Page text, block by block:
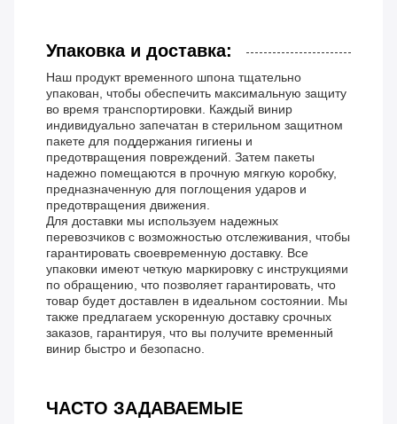
Упаковка и доставка:
Наш продукт временного шпона тщательно
упакован, чтобы обеспечить максимальную защиту
во время транспортировки. Каждый винир
индивидуально запечатан в стерильном защитном
пакете для поддержания гигиены и
предотвращения повреждений. Затем пакеты
надежно помещаются в прочную мягкую коробку,
предназначенную для поглощения ударов и
предотвращения движения.
Для доставки мы используем надежных
перевозчиков с возможностью отслеживания, чтобы
гарантировать своевременную доставку. Все
упаковки имеют четкую маркировку с инструкциями
по обращению, что позволяет гарантировать, что
товар будет доставлен в идеальном состоянии. Мы
также предлагаем ускоренную доставку срочных
заказов, гарантируя, что вы получите временный
винир быстро и безопасно.
ЧАСТО ЗАДАВАЕМЫЕ